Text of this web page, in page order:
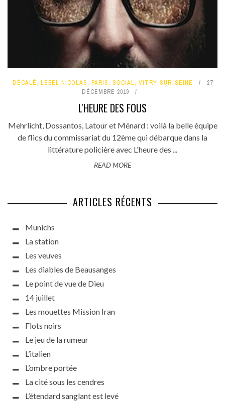
DÉCALÉ, LEBEL NICOLAS, PARIS, SOCIAL, VITRY-SUR-SEINE
27
DÉCEMBRE 2019
L'HEURE DES FOUS
Mehrlicht, Dossantos, Latour et Ménard : voilà la belle équipe
de flics du commissariat du 12ème qui débarque dans la
littérature policière avec L'heure des ...
READ MORE
ARTICLES RÉCENTS
Munichs
La station
Les veuves
Les diables de Beausanges
Le point de vue de Dieu
14 juillet
Les mouettes Mission Iran
Flots noirs
Le jeu de la rumeur
L’italien
L’ombre portée
La cité sous les cendres
L’étendard sanglant est levé